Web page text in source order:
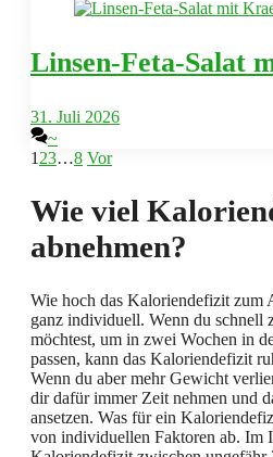
Linsen-Feta-Salat
31. Juli 2026
~
1 23…8 Vor
Wie viel
abnehmen?
Wie hoch das Kaloriendefizit zum
ganz individuell. Wenn du schnell
möchtest, um in zwei Wochen in
passen, kann das Kaloriendefizit
Wenn du aber mehr Gewicht
dir dafür immer Zeit nehmen und
ansetzen. Was für ein
von individuellen Faktoren ab. Im